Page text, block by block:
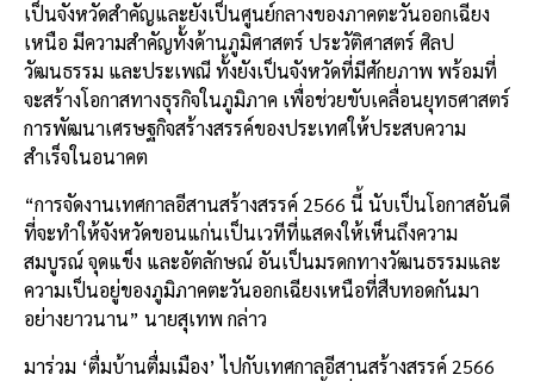
เป็นจังหวัดสำคัญและยังเป็นศูนย์กลางของภาคตะวันออกเฉียง
เหนือ มีความสำคัญทั้งด้านภูมิศาสตร์ ประวัติศาสตร์ ศิลป
วัฒนธรรม และประเพณีทั้งยังเป็นจังหวัดที่มีศักยภาพ พร้อมที่
จะสร้างโอกาสทางธุรกิจในภูมิภาค เพื่อช่วยขับเคลื่อนยุทธศาสตร์
การพัฒนาเศรษฐกิจสร้างสรรค์ของประเทศให้ประสบความ
สำเร็จในอนาคต
“การจัดงานเทศกาลอีสานสร้างสรรค์ 2566 นี้ นับเป็นโอกาสอันดี
ที่จะทำให้จังหวัดขอนแก่นเป็นเวทีที่แสดงให้เห็นถึงความ
สมบูรณ์ จุดแข็ง และอัตลักษณ์ อันเป็นมรดกทางวัฒนธรรมและ
ความเป็นอยู่ของภูมิภาคตะวันออกเฉียงเหนือที่สืบทอดกันมา
อย่างยาวนาน” นายสุเทพ กล่าว
มาร่วม ‘ตื่มบ้านตื่มเมือง’ไปกับเทศกาลอีสานสร้างสรรค์ 2566